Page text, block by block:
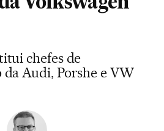
Volkswagen
chefes de
Audi, Porshe e VW